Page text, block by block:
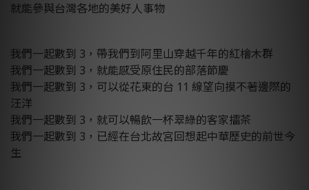
就能參與台灣各地的美好人事物
我們一起數到 3，帶我們到阿里山穿越千年的紅檜木群
我們一起數到 3，就能感受原住民的部落節慶
我們一起數到 3，可以從花東的台 11 線望向摸不著邊際的
汪洋
我們一起數到 3，就可以暢飲一杯翠綠的客家擂茶
我們一起數到 3，已經在台北故宮回想起中華歷史的前世今
生